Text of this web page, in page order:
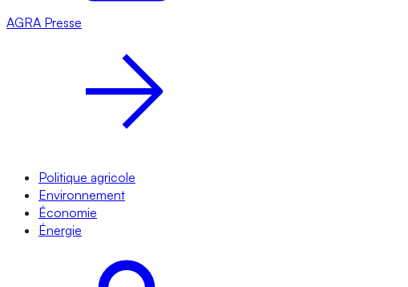
AGRA Presse
Politique agricole
Environnement
Économie
Énergie